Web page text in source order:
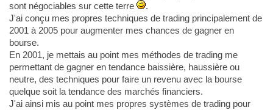
sont négociables sur cette terre
.
J'ai conçu mes propres techniques de trading principalement de
2001 à 2005 pour augmenter mes chances de gagner en
bourse.
En 2001, je mettais au point mes méthodes de trading me
permettant de gagner en tendance baissière, haussière ou
neutre, des techniques pour faire un revenu avec la bourse
quelque soit la tendance des marchés financiers.
J'ai ainsi mis au point mes propres systèmes de trading pour